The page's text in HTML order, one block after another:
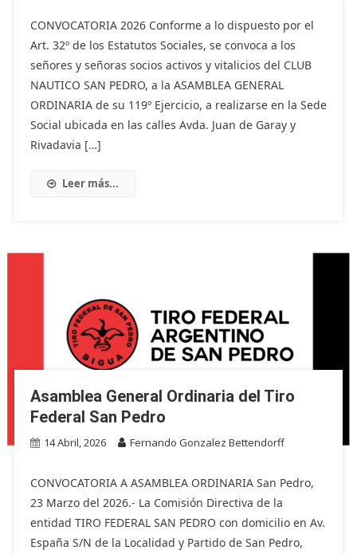
CONVOCATORIA 2026 Conforme a lo dispuesto por el
Art. 32º de los Estatutos Sociales, se convoca a los
señores y señoras socios activos y vitalicios del CLUB
NAUTICO SAN PEDRO, a la ASAMBLEA GENERAL
ORDINARIA de su 119º Ejercicio, a realizarse en la Sede
Social ubicada en las calles Avda. Juan de Garay y
Rivadavia […]
Leer más...
Asamblea General Ordinaria del Tiro
Federal San Pedro
14 Abril, 2026 Fernando Gonzalez Bettendorff
CONVOCATORIA A ASAMBLEA ORDINARIA San Pedro,
23 Marzo del 2026.- La Comisión Directiva de la
entidad TIRO FEDERAL SAN PEDRO con domicilio en Av.
España S/N de la Localidad y Partido de San Pedro,